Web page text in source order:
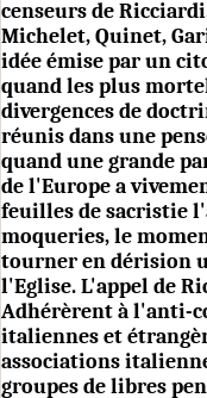
censeurs de
Michelet, Quinet,
idée émise par un
quand les plus
divergences de
réunis dans une
quand une grande
de l'Europe a
feuilles de sacristie
moqueries, le
tourner en dérision
l'Eglise. L'appel de
Adhérèrent à l'anti-
italiennes et
associations
groupes de libres